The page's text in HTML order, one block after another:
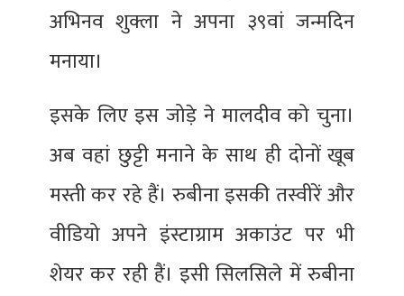
अभिनव शुक्ला ने अपना ३९वां जन्मदिन
मनाया।
इसके लिए इस जोड़े ने मालदीव को चुना।
अब वहां छुट्टी मनाने के साथ ही दोनों खूब
मस्ती कर रहे हैं। रुबीना इसकी तस्वीरें और
वीडियो अपने इंस्टाग्राम अकाउंट पर भी
शेयर कर रही हैं। इसी सिलसिले में रुबीना